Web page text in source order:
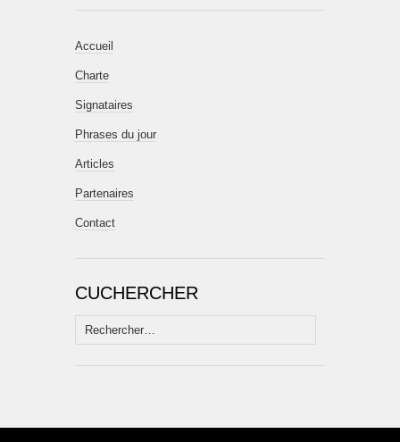
Accueil
Charte
Signataires
Phrases du jour
Articles
Partenaires
Contact
CUCHERCHER
Rechercher :